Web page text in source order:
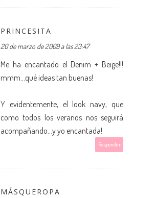
PRINCESITA
20 de marzo de 2009 a las 23:47
Me ha encantado el Denim + Beige!!!
mmm...qué ideas tan buenas!
Y evidentemente, el look navy, que
como todos los veranos nos seguirá
acompañando...y yo encantada!
Responder
MÁSQUEROPA